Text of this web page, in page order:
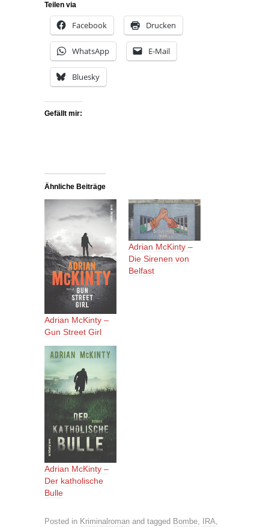
Teilen via
Facebook Drucken
WhatsApp E-Mail
Bluesky
Gefällt mir:
Ähnliche Beiträge
Adrian McKinty –
Gun Street Girl
Adrian McKinty –
Die Sirenen von
Belfast
Adrian McKinty –
Der katholische
Bulle
Posted in Kriminalroman and tagged Bombe, IRA,